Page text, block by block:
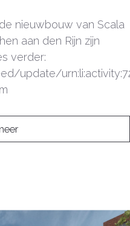
nieuwbouw van Scala
aan den Rijn zijn
verder:
update/